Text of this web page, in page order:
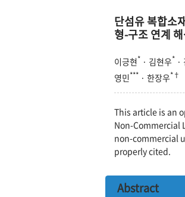
단섬유 복합소
형-구조 연계
이긍현* · 김현우* ·
영민*** · 한장우*†
This article is an
Non-
non-commercial
properly cited.
Abstract